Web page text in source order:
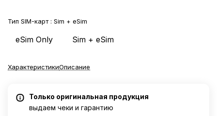
Тип SIM-карт : Sim + eSim
eSim Only Sim + eSim
ХарактеристикиОписание
Только оригинальная продукция
выдаем чеки и гарантию